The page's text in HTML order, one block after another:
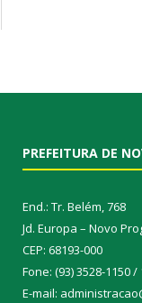
PREFEITURA DE
End.: Tr. Belém, 768
Jd. Europa – Novo
CEP: 68193-000
Fone: (93) 3528-1150 /
E-mail: